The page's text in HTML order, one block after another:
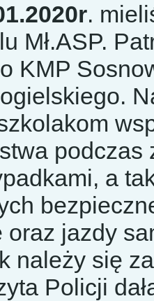
.
Mł.ASP.
KMP
a
oraz jazdy
należy się
Policji